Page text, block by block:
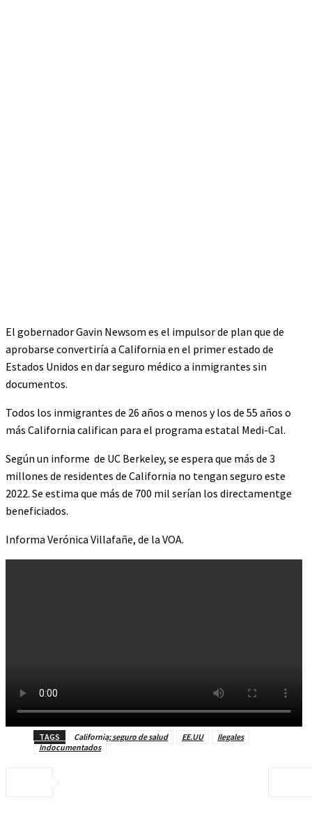
El gobernador Gavin Newsom es el impulsor de plan que de
aprobarse convertiría a California en el primer estado de
Estados Unidos en dar seguro médico a inmigrantes sin
documentos.
Todos los inmigrantes de 26 años o menos y los de 55 años o
más California califican para el programa estatal Medi-Cal.
Según un informe de UC Berkeley, se espera que más de 3
millones de residentes de California no tengan seguro este
2022. Se estima que más de 700 mil serían los directamentge
beneficiados.
Informa Verónica Villafañe, de la VOA.
TAGS California; seguro de salud EE.UU
Ilegales
Indocumentados